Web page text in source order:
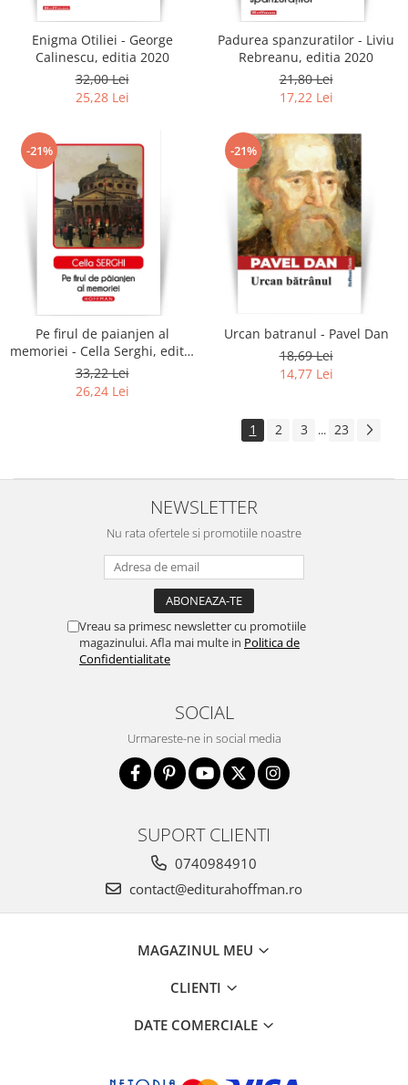
Enigma Otiliei - George
Calinescu, editia 2020
32,00 Lei
25,28 Lei
Padurea spanzuratilor - Liviu
Rebreanu, editia 2020
21,80 Lei
17,22 Lei
-21%
Pe firul de paianjen al
memoriei - Cella Serghi, editia
2020
33,22 Lei
26,24 Lei
-21%
Urcan batranul - Pavel Dan
18,69 Lei
14,77 Lei
1 2 3 ... 23
NEWSLETTER
Nu rata ofertele si promotiile noastre
Vreau sa primesc newsletter cu promotiile
magazinului. Afla mai multe in Politica de
Confidentialitate
SOCIAL
Urmareste-ne in social media
SUPORT CLIENTI
0740984910
contact@editurahoffman.ro
MAGAZINUL MEU
CLIENTI
DATE COMERCIALE